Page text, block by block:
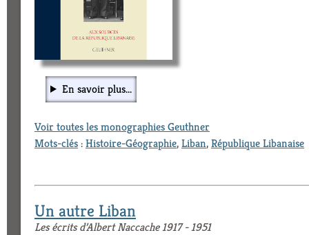
En savoir plus...
Voir toutes les monographies Geuthner
Mots-clés:Histoire-Géographie,Liban,République Libanaise
Un autre Liban
Les écrits d’Albert Naccache 1917 - 1951